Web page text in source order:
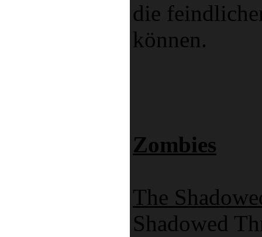
die
können.
Zombies
The
Shadowed